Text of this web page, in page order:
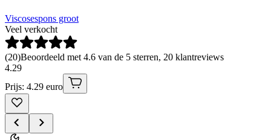
Viscosespons groot
Veel verkocht
(20)Beoordeeld met 4.6 van de 5 sterren, 20 klantreviews
4.29
Prijs: 4.29 euro